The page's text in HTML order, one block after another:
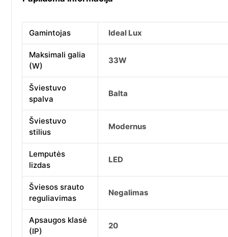
Gamintojas Ideal Lux
Maksimali galia
(W)
33W
Šviestuvo
spalva
Balta
Šviestuvo
stilius
Modernus
Lemputės
lizdas
LED
Šviesos srauto
reguliavimas
Negalimas
Apsaugos klasė
(IP)
20